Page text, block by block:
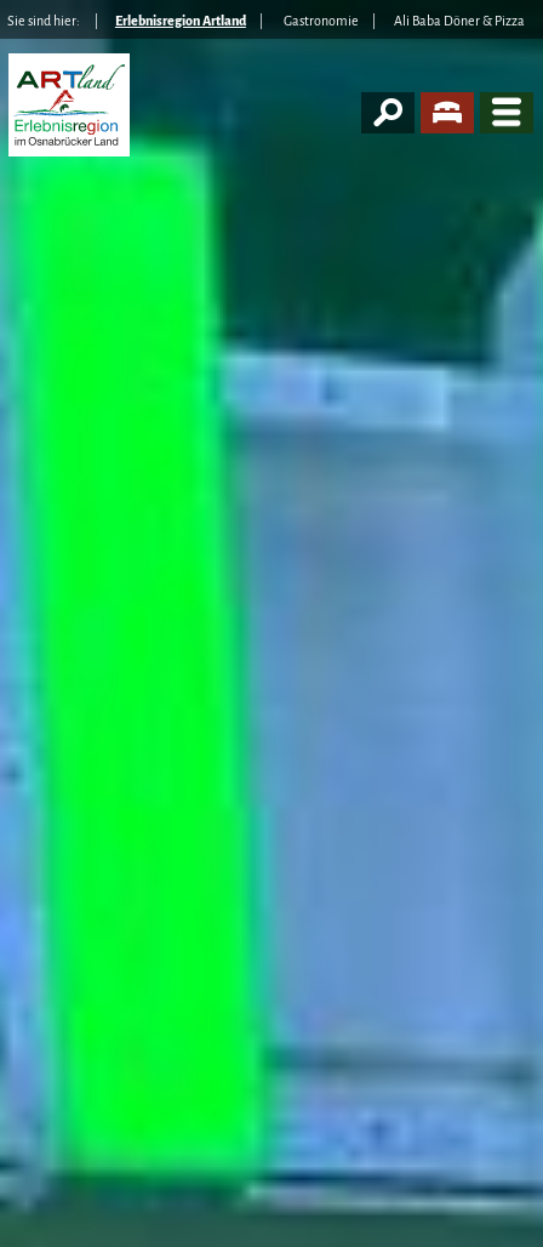
Sie sind hier: Erlebnisregion Artland Gastronomie Ali Baba Döner & Pizza